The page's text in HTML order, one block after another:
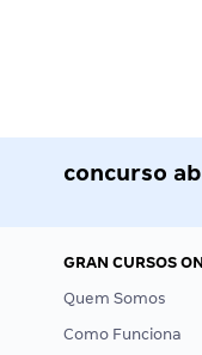
concurso
GRAN CURSOS
Quem Somos
Como Funciona